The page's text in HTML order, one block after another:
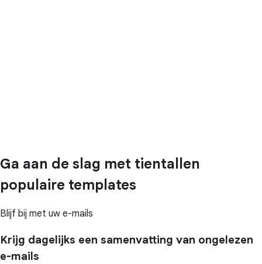
Ga aan de slag met tientallen
populaire templates
Blijf bij met uw e-mails
Krijg dagelijks een samenvatting van ongelezen
e-mails